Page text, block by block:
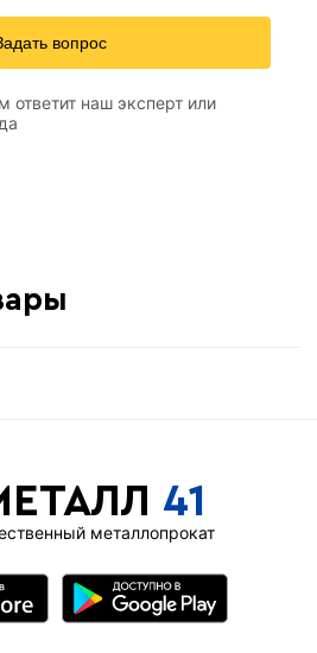
вопрос
ответит наш эксперт или
41
металлопрокат